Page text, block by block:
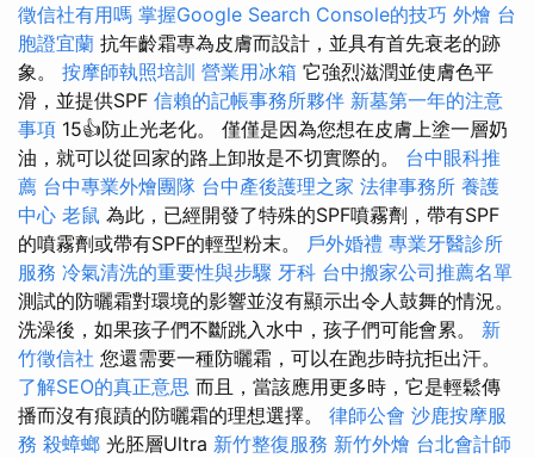
徵信社有用嗎 掌握Google Search Console的技巧 外燴 台
胞證宜蘭 抗年齡霜專為皮膚而設計，並具有首先衰老的跡
象。 按摩師執照培訓 營業用冰箱 它強烈滋潤並使膚色平
滑，並提供SPF 信賴的記帳事務所夥伴 新墓第一年的注意
事項 15👍防止光老化。 僅僅是因為您想在皮膚上塗一層奶
油，就可以從回家的路上卸妝是不切實際的。 台中眼科推
薦 台中專業外燴團隊 台中產後護理之家 法律事務所 養護
中心 老鼠 為此，已經開發了特殊的SPF噴霧劑，帶有SPF
的噴霧劑或帶有SPF的輕型粉末。 戶外婚禮 專業牙醫診所
服務 冷氣清洗的重要性與步驟 牙科 台中搬家公司推薦名單
測試的防曬霜對環境的影響並沒有顯示出令人鼓舞的情況。
洗澡後，如果孩子們不斷跳入水中，孩子們可能會累。 新
竹徵信社 您還需要一種防曬霜，可以在跑步時抗拒出汗。
了解SEO的真正意思 而且，當該應用更多時，它是輕鬆傳
播而沒有痕蹟的防曬霜的理想選擇。 律師公會 沙鹿按摩服
務 殺蟑螂 光胚層Ultra 新竹整復服務 新竹外燴 台北會計師